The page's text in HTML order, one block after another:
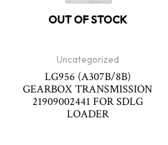
OUT OF STOCK
Uncategorized
LG956 (A307B/8B)
GEARBOX TRANSMISSION
21909002441 FOR SDLG
LOADER